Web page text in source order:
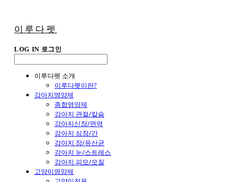
이루다펫
LOG IN 로그인
이루다펫 소개
이루다펫이란?
강아지영양제
종합영양제
강아지 관절/칼슘
강아지신장/면역
강아지 심장/간
강아지 장/유산균
강아지 눈/스트레스
강아지 피모/모질
고양이영양제